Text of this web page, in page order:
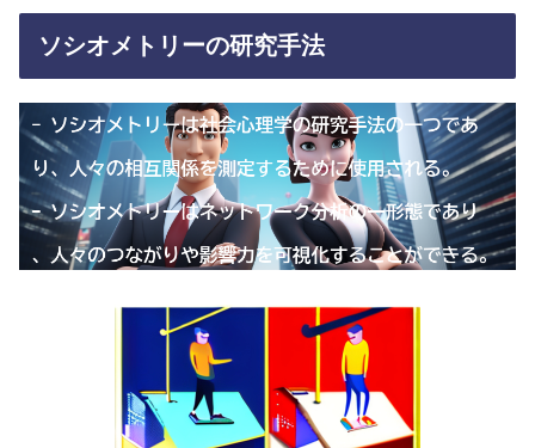
ソシオメトリーの研究手法